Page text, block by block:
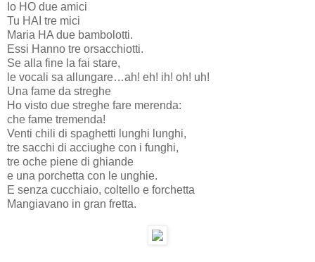
Io HO due amici
Tu HAI tre mici
Maria HA due bambolotti.
Essi Hanno tre orsacchiotti.
Se alla fine la fai stare,
le vocali sa allungare…ah! eh! ih! oh! uh!
Una fame da streghe
Ho visto due streghe fare merenda:
che fame tremenda!
Venti chili di spaghetti lunghi lunghi,
tre sacchi di acciughe con i funghi,
tre oche piene di ghiande
e una porchetta con le unghie.
E senza cucchiaio, coltello e forchetta
Mangiavano in gran fretta.